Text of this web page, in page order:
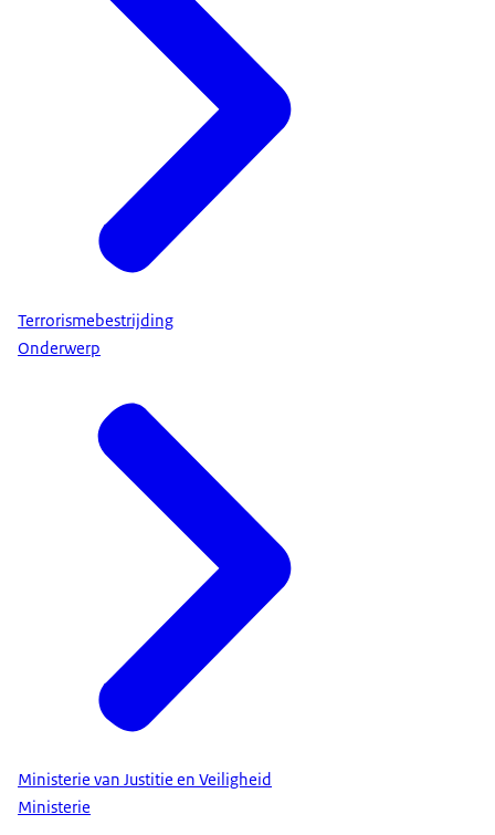
Terrorismebestrijding
Onderwerp
Ministerie van Justitie en Veiligheid
Ministerie